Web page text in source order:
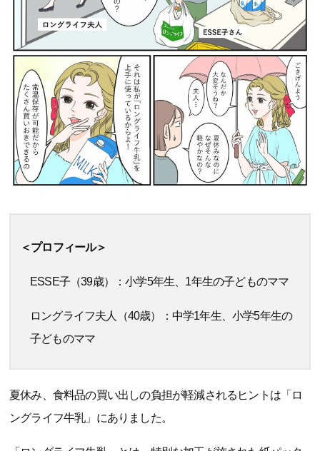
＜プロフィール＞
ESSE子（39歳）：小学5年生、1年生の子どものママ
ロングライフ夫人（40歳）：中学1年生、小学5年生の
子どものママ
夏休み、食料品の買い出しの負担が軽減されるヒントは「ロ
ングライフ牛乳」にありました。